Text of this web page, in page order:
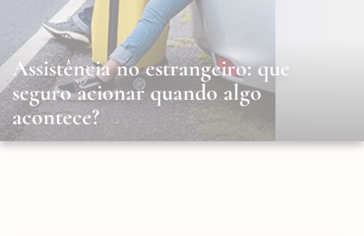
Assistência no estrangeiro: que
seguro acionar quando algo
acontece?